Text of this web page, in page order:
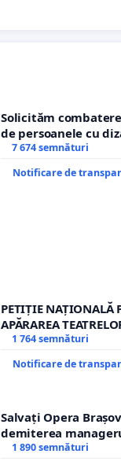
Solicităm
de persoanele cu
7 674 semnături
Notificare de
PETIȚIE NAȚIONALĂ
APĂRAREA
REPERTORIU DIN
1 764 semnături
Notificare de
Salvați Opera
demiterea
Petrean Lucian-
1 890 semnături